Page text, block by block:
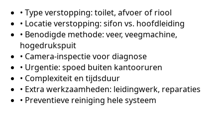
• Type verstopping: toilet, afvoer of riool
• Locatie verstopping: sifon vs. hoofdleiding
• Benodigde methode: veer, veegmachine,
hogedrukspuit
• Camera-inspectie voor diagnose
• Urgentie: spoed buiten kantooruren
• Complexiteit en tijdsduur
• Extra werkzaamheden: leidingwerk, reparaties
• Preventieve reiniging hele systeem